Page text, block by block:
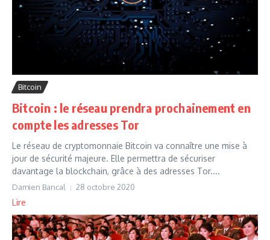
Bitcoin
Bitcoin : le réseau prendra prochainement en
compte les adresses Tor
Le réseau de cryptomonnaie Bitcoin va connaître une mise à
jour de sécurité majeure. Elle permettra de sécuriser
davantage la blockchain, grâce à des adresses Tor....
Damien Bancal 28 octobre 2020
Lire